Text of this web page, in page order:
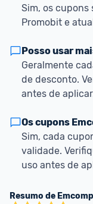
Sim, os
Promobit e
Posso usar
Geralmente
de desconto.
antes de
Os cupons
Sim, cada
validade.
uso antes de
Resumo de